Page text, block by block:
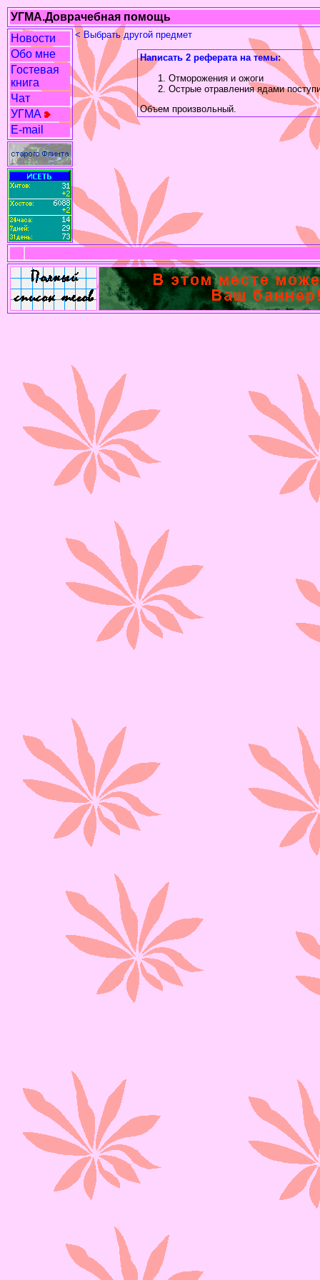
УГМА.Доврачебная помощь
Новости
Обо мне
Гостевая
книга
Чат
УГМА
E-mail
< Выбрать другой предмет
Написать 2 реферата на темы:
Отморожения и ожоги
Острые отравления ядами
Объем произвольный.